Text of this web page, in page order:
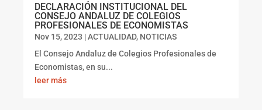
DECLARACIÓN INSTITUCIONAL DEL
CONSEJO ANDALUZ DE COLEGIOS
PROFESIONALES DE ECONOMISTAS
Nov 15, 2023 |ACTUALIDAD, NOTICIAS
El Consejo Andaluz de Colegios Profesionales de
Economistas, en su...
leer más